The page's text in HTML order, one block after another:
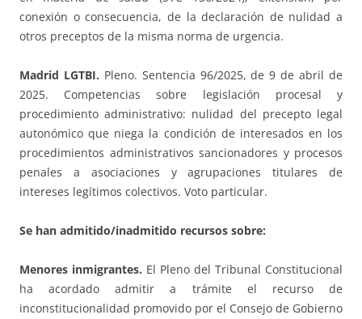
conexión o consecuencia, de la declaración de nulidad a
otros preceptos de la misma norma de urgencia.
Madrid LGTBI. Pleno. Sentencia 96/2025, de 9 de abril de
2025. Competencias sobre legislación procesal y
procedimiento administrativo: nulidad del precepto legal
autonómico que niega la condición de interesados en los
procedimientos administrativos sancionadores y procesos
penales a asociaciones y agrupaciones titulares de
intereses legítimos colectivos. Voto particular.
Se han admitido/inadmitido recursos sobre:
Menores inmigrantes. El Pleno del Tribunal Constitucional
ha acordado admitir a trámite el recurso de
inconstitucionalidad promovido por el Consejo de Gobierno